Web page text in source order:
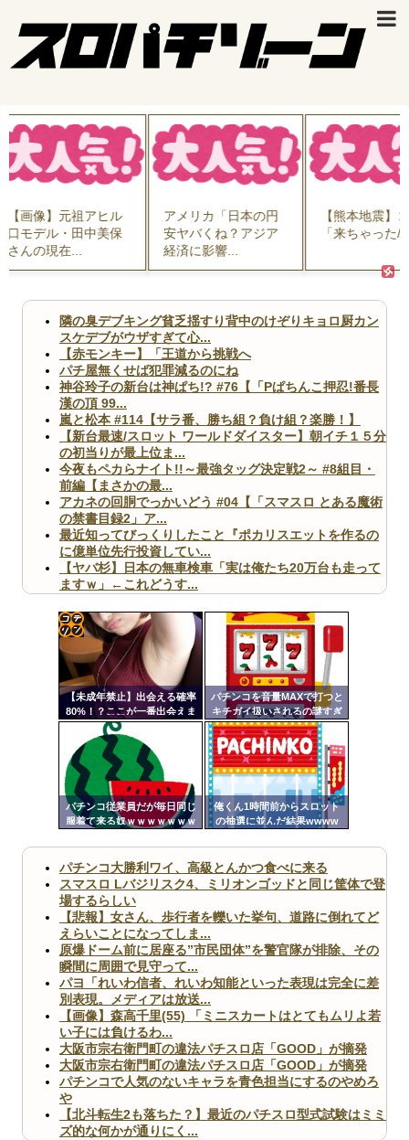
像】元祖アヒル
デル・田中美保
の現在...
アメリカ「日本の円
安ヤバくね？アジア
経済に影響...
【熊本地震】コロ
「来ちゃった///」
隣の臭デブキング貧乏揺すり背中のけぞりキョロ厨カン
スケデブがウザすぎて心...
【赤モンキー】「王道から挑戦へ
パチ屋無くせば犯罪減るのにね
神谷玲子の新台は神ぱち!? #76【「Pぱちんこ押忍!番長
漢の頂 99...
嵐と松本 #114【サラ番、勝ち組？負け組？楽勝！】
【新台最速/スロット ワールドダイスター】朝イチ１５分
の初当りが最上位ま...
今夜もペカらナイト!!～最強タッグ決定戦2～ #8組目・
前編【まさかの最...
アカネの回胴でっかいどう #04【「スマスロ とある魔術
の禁書目録2」ア...
最近知ってびっくりしたこと『ポカリスエットを作るの
に億単位先行投資してい...
【ヤバ杉】日本の無車検車「実は俺たち20万台も走って
ますｗ」←これどうす...
【画像】ペプシコーラ社、「こういうのでいいんだよ」
な新商品を発売
Powered by livedoor 相互RSS
【未成年禁止】出会える確率
80%！？ここが一番出会えま
す
パチンコを音量MAXで打つと
キチガイ扱いされるの謎すぎ
るんですけども
パチンコ従業員だが毎日同じ
服着て来る奴ｗｗｗｗｗｗｗ
俺くん1時間前からスロット
の抽選に並んだ結果wwww
コテ
リン
- 固
ンク
自動
更新
ツー
パチンコ大勝利ワイ、高級とんかつ食べに来る
スマスロ Lバジリスク4、ミリオンゴッドと同じ筐体で登
場するらしい
【悲報】女さん、歩行者を轢いた挙句、道路に倒れてど
えらいことになってしま...
原爆ドーム前に居座る”市民団体”を警官隊が排除、その
瞬間に周囲で見守って...
パヨ「れいわ信者、れいわ知能といった表現は完全に差
別表現。メディアは放送...
【画像】森高千里(55) 「ミニスカートはとてもムリよ若
い子には負けるわ...
大阪市宗右衛門町の違法パチスロ店「GOOD」が摘発
大阪市宗右衛門町の違法パチスロ店「GOOD」が摘発
パチンコで人気のないキャラを青色担当にするのやめろ
や
【北斗転生2も落ちた？】最近のパチスロ型式試験はミミ
ズ的な何かが通りにく...